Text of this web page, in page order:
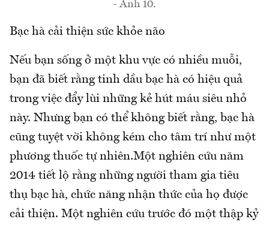
- Ảnh 10.
Bạc hà cải thiện sức khỏe não
Nếu bạn sống ở một khu vực có nhiều muỗi,
bạn đã biết rằng tinh dầu bạc hà có hiệu quả
trong việc đẩy lùi những kẻ hút máu siêu nhỏ
này. Nhưng bạn có thể không biết rằng, bạc hà
cũng tuyệt vời không kém cho tâm trí như một
phương thuốc tự nhiên.Một nghiên cứu năm
2014 tiết lộ rằng những người tham gia tiêu
thụ bạc hà, chức năng nhận thức của họ được
cải thiện. Một nghiên cứu trước đó một thập kỷ